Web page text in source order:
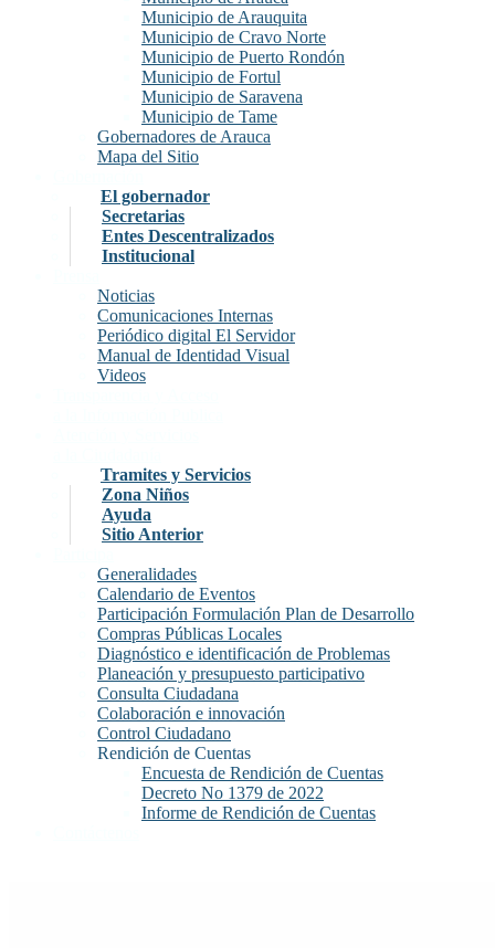
Municipio de Arauquita
Municipio de Cravo Norte
Municipio de Puerto Rondón
Municipio de Fortul
Municipio de Saravena
Municipio de Tame
Gobernadores de Arauca
Mapa del Sitio
El gobernador
Secretarias
Entes Descentralizados
Institucional
Noticias
Comunicaciones Internas
Periódico digital El Servidor
Manual de Identidad Visual
Videos
Tramites y Servicios
Zona Niños
Ayuda
Sitio Anterior
Generalidades
Calendario de Eventos
Participación Formulación Plan de Desarrollo
Compras Públicas Locales
Diagnóstico e identificación de Problemas
Planeación y presupuesto participativo
Consulta Ciudadana
Colaboración e innovación
Control Ciudadano
Rendición de Cuentas
Encuesta de Rendición de Cuentas
Decreto No 1379 de 2022
Informe de Rendición de Cuentas